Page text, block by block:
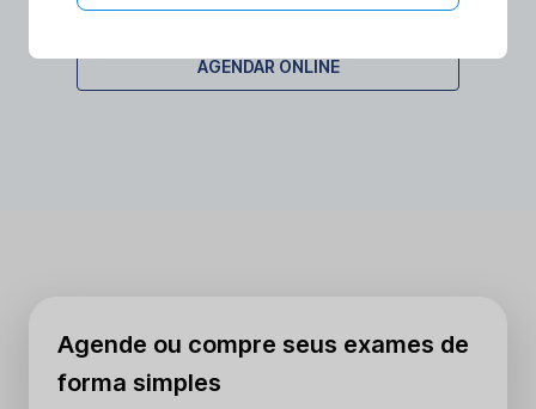
considerada segura e os riscos associados são
efeitos colaterais significativos.
AGENDAR ONLINE
Agende ou compre seus exames de
forma simples